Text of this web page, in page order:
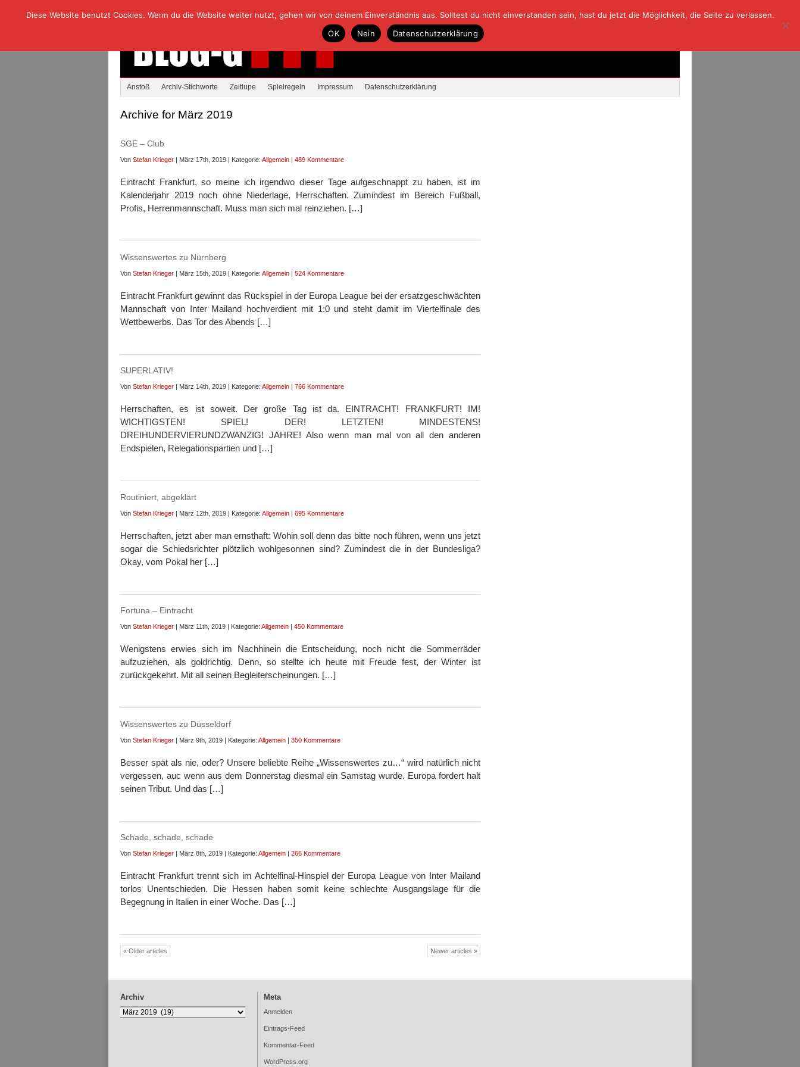
Anstoß Archiv-Stichworte Zeitlupe Spielregeln Impressum Datenschutzerklärung
Archive for März 2019
SGE – Club
Von Stefan Krieger | März 17th, 2019 | Kategorie: Allgemein | 489 Kommentare
Eintracht Frankfurt, so meine ich irgendwo dieser Tage aufgeschnappt zu haben, ist im
Kalenderjahr 2019 noch ohne Niederlage, Herrschaften. Zumindest im Bereich Fußball,
Profis, Herrenmannschaft. Muss man sich mal reinziehen. […]
Wissenswertes zu Nürnberg
Von Stefan Krieger | März 15th, 2019 | Kategorie: Allgemein | 524 Kommentare
Eintracht Frankfurt gewinnt das Rückspiel in der Europa League bei der ersatzgeschwächten
Mannschaft von Inter Mailand hochverdient mit 1:0 und steht damit im Viertelfinale des
Wettbewerbs. Das Tor des Abends […]
SUPERLATIV!
Von Stefan Krieger | März 14th, 2019 | Kategorie: Allgemein | 766 Kommentare
Herrschaften, es ist soweit. Der große Tag ist da. EINTRACHT! FRANKFURT! IM!
WICHTIGSTEN! SPIEL! DER! LETZTEN! MINDESTENS!
DREIHUNDERVIERUNDZWANZIG! JAHRE! Also wenn man mal von all den anderen
Endspielen, Relegationspartien und […]
Routiniert, abgeklärt
Von Stefan Krieger | März 12th, 2019 | Kategorie: Allgemein | 695 Kommentare
Herrschaften, jetzt aber man ernsthaft: Wohin soll denn das bitte noch führen, wenn uns jetzt
sogar die Schiedsrichter plötzlich wohlgesonnen sind? Zumindest die in der Bundesliga?
Okay, vom Pokal her […]
Fortuna – Eintracht
Von Stefan Krieger | März 11th, 2019 | Kategorie: Allgemein | 450 Kommentare
Wenigstens erwies sich im Nachhinein die Entscheidung, noch nicht die Sommerräder
aufzuziehen, als goldrichtig. Denn, so stellte ich heute mit Freude fest, der Winter ist
zurückgekehrt. Mit all seinen Begleiterscheinungen. […]
Wissenswertes zu Düsseldorf
Von Stefan Krieger | März 9th, 2019 | Kategorie: Allgemein | 350 Kommentare
Besser spät als nie, oder? Unsere beliebte Reihe „Wissenswertes zu…“ wird natürlich nicht
vergessen, auc wenn aus dem Donnerstag diesmal ein Samstag wurde. Europa fordert halt
seinen Tribut. Und das […]
Schade, schade, schade
Von Stefan Krieger | März 8th, 2019 | Kategorie: Allgemein | 266 Kommentare
Eintracht Frankfurt trennt sich im Achtelfinal-Hinspiel der Europa League von Inter Mailand
torlos Unentschieden. Die Hessen haben somit keine schlechte Ausgangslage für die
Begegnung in Italien in einer Woche. Das […]
« Older articles Newer articles »
Archiv
Archiv
Meta
Anmelden
Eintrags-Feed
Kommentar-Feed
WordPress.org
Diese Website benutzt Cookies. Wenn du die Website weiter nutzt, gehen wir von deinem Einverständnis aus. Solltest du nicht einverstanden sein, hast du jetzt die Möglichkeit, die Seite zu verlassen.
OK
Nein Datenschutzerklärung